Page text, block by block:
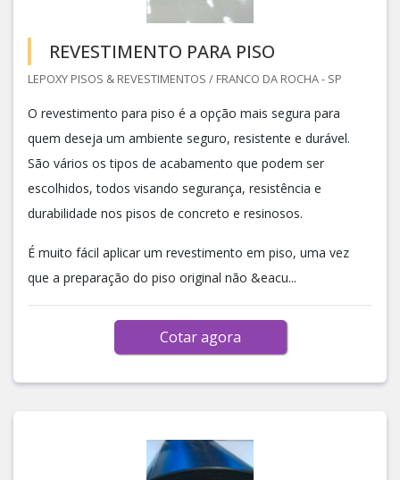
REVESTIMENTO PARA PISO
LEPOXY PISOS & REVESTIMENTOS / FRANCO DA ROCHA - SP
O revestimento para piso é a opção mais segura para
quem deseja um ambiente seguro, resistente e durável.
São vários os tipos de acabamento que podem ser
escolhidos, todos visando segurança, resistência e
durabilidade nos pisos de concreto e resinosos.
É muito fácil aplicar um revestimento em piso, uma vez
que a preparação do piso original não &eacu...
Cotar agora